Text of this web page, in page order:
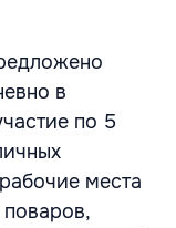
в
по 5
места